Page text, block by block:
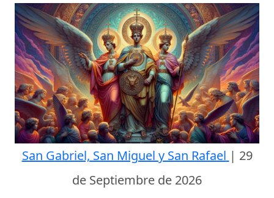
San Gabriel, San Miguel y San Rafael | 29
de Septiembre de 2026